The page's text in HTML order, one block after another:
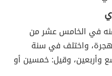
في الخامس عشر من
واختلف في سنة
وأربعين، وقيل: خمسين أو